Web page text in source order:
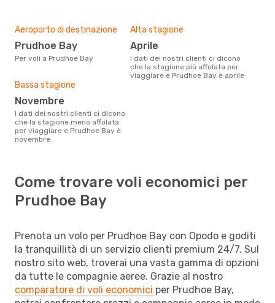
Aeroporto di destinazione
Prudhoe Bay
Per voli a Prudhoe Bay
Alta stagione
aprile
I dati dei nostri clienti ci dicono
che la stagione più affolata per
viaggiare e Prudhoe Bay è aprile
Bassa stagione
novembre
I dati dei nostri clienti ci dicono
che la stagione meno affolata
per viaggiare e Prudhoe Bay è
novembre
Come trovare voli economici per
Prudhoe Bay
Prenota un volo per Prudhoe Bay con Opodo e goditi
la tranquillità di un servizio clienti premium 24/7. Sul
nostro sito web, troverai una vasta gamma di opzioni
da tutte le compagnie aeree. Grazie al nostro
comparatore di voli economici per Prudhoe Bay,